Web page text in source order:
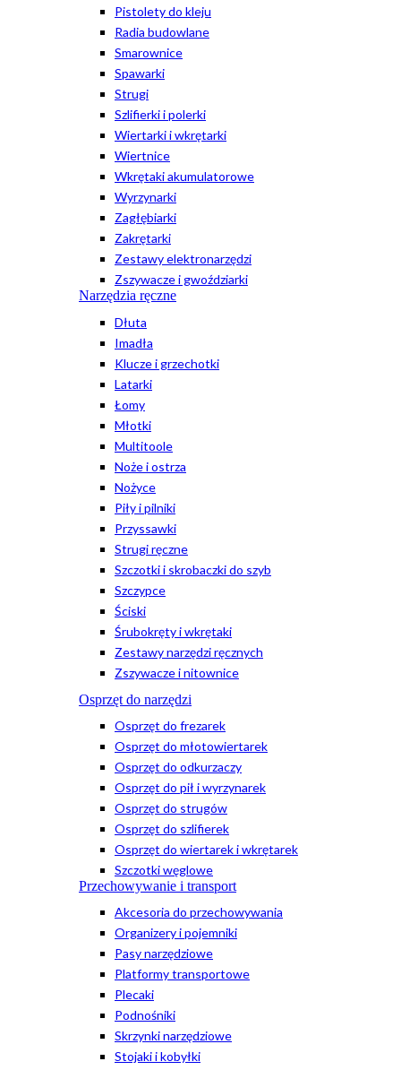
Pistolety do kleju
Radia budowlane
Smarownice
Spawarki
Strugi
Szlifierki i polerki
Wiertarki i wkrętarki
Wiertnice
Wkrętaki akumulatorowe
Wyrzynarki
Zagłębiarki
Zakrętarki
Zestawy elektronarzędzi
Zszywacze i gwoździarki
Narzędzia ręczne
Dłuta
Imadła
Klucze i grzechotki
Latarki
Łomy
Młotki
Multitoole
Noże i ostrza
Nożyce
Piły i pilniki
Przyssawki
Strugi ręczne
Szczotki i skrobaczki do szyb
Szczypce
Ściski
Śrubokręty i wkrętaki
Zestawy narzędzi ręcznych
Zszywacze i nitownice
Osprzęt do narzędzi
Osprzęt do frezarek
Osprzęt do młotowiertarek
Osprzęt do odkurzaczy
Osprzęt do pił i wyrzynarek
Osprzęt do strugów
Osprzęt do szlifierek
Osprzęt do wiertarek i wkrętarek
Szczotki węglowe
Przechowywanie i transport
Akcesoria do przechowywania
Organizery i pojemniki
Pasy narzędziowe
Platformy transportowe
Plecaki
Podnośniki
Skrzynki narzędziowe
Stojaki i kobyłki